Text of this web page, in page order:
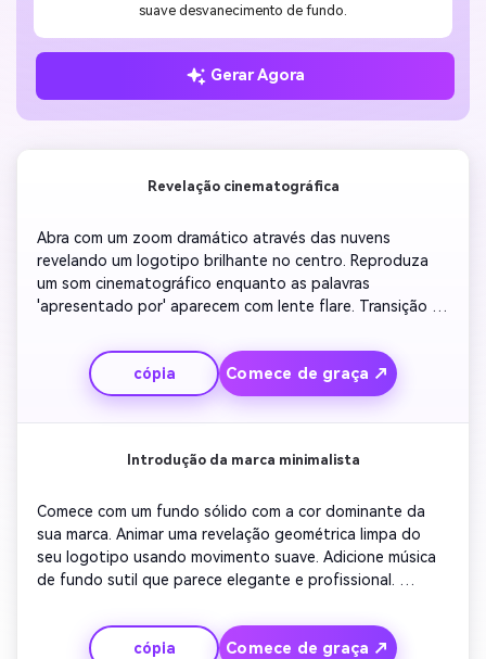
suave desvanecimento de fundo.
Gerar Agora
Revelação cinematográfica
Abra com um zoom dramático através das nuvens
revelando um logotipo brilhante no centro. Reproduza
um som cinematográfico enquanto as palavras
'apresentado por' aparecem com lente flare. Transição
em texto. Use classificação de cores ricas e panelas de
câmera suaves. Terminar com um outro clipe mostrando
uma animação de fade-out exclusivo com tons
ambientais para fechar a sequência elegantemente.
cópia Comece de graça ↗
Introdução da marca minimalista
Comece com um fundo sólido com a cor dominante da
sua marca. Animar uma revelação geométrica limpa do
seu logotipo usando movimento suave. Adicione música
de fundo sutil que parece elegante e profissional.
outro, a animação inverte com um desvanecimento leve e
tom correspondente para criar um fluxo visual perfeito.
cópia Comece de graça ↗